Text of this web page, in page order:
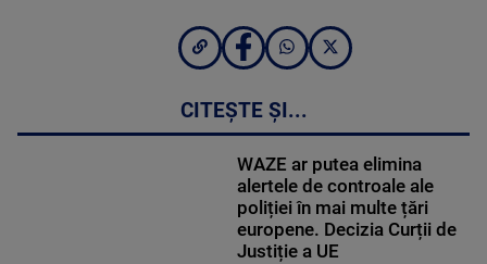
CITEȘTE ȘI...
WAZE ar putea elimina
alertele de controale ale
poliției în mai multe țări
europene. Decizia Curții de
Justiție a UE